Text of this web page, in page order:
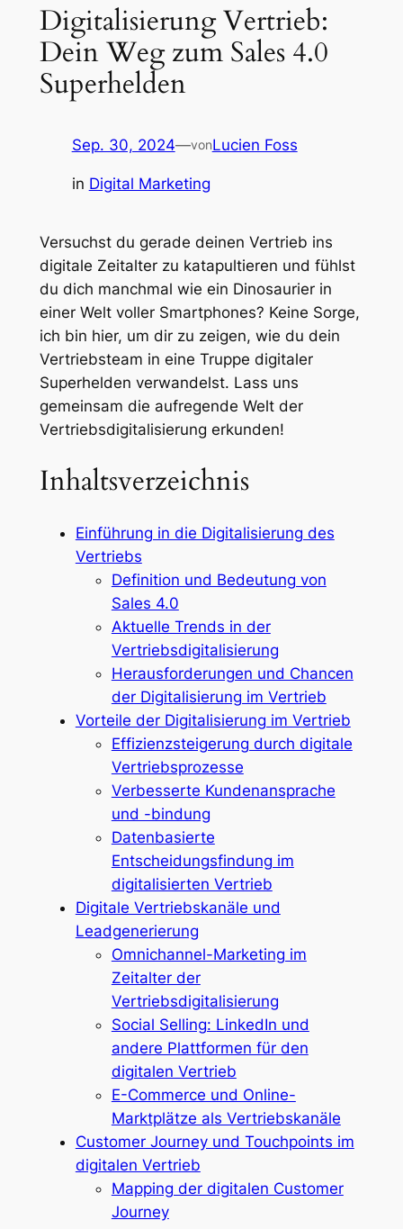
Digitalisierung Vertrieb:
Dein Weg zum Sales 4.0
Superhelden
Sep. 30, 2024—vonLucien Foss
in Digital Marketing
Versuchst du gerade deinen Vertrieb ins
digitale Zeitalter zu katapultieren und fühlst
du dich manchmal wie ein Dinosaurier in
einer Welt voller Smartphones? Keine Sorge,
ich bin hier, um dir zu zeigen, wie du dein
Vertriebsteam in eine Truppe digitaler
Superhelden verwandelst. Lass uns
gemeinsam die aufregende Welt der
Vertriebsdigitalisierung erkunden!
Inhaltsverzeichnis
Einführung in die Digitalisierung des
Vertriebs
Definition und Bedeutung von
Sales 4.0
Aktuelle Trends in der
Vertriebsdigitalisierung
Herausforderungen und Chancen
der Digitalisierung im Vertrieb
Vorteile der Digitalisierung im Vertrieb
Effizienzsteigerung durch digitale
Vertriebsprozesse
Verbesserte Kundenansprache
und -bindung
Datenbasierte
Entscheidungsfindung im
digitalisierten Vertrieb
Digitale Vertriebskanäle und
Leadgenerierung
Omnichannel-Marketing im
Zeitalter der
Vertriebsdigitalisierung
Social Selling: LinkedIn und
andere Plattformen für den
digitalen Vertrieb
E-Commerce und Online-
Marktplätze als Vertriebskanäle
Customer Journey und Touchpoints im
digitalen Vertrieb
Mapping der digitalen Customer
Journey